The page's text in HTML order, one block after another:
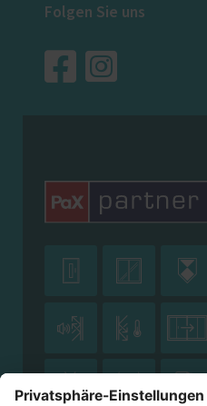
Folgen Sie uns
  
  
 